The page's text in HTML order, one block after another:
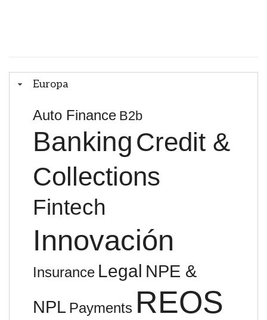
Europa
Auto Finance B2b
Banking Credit &
Collections
Fintech
Innovación
Insurance Legal NPE &
NPL Payments REOS